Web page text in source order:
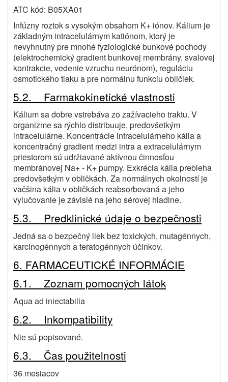
ATC kód: B05XA01
Infúzny roztok s vysokým obsahom K+ iónov. Kálium je
základným intracelulárnym katiónom, ktorý je
nevyhnutný pre mnohé fyziologické bunkové pochody
(elektrochemický gradient bunkovej membrány, svalovej
kontrakcie, vedenie vzruchu neurónom), reguláciu
osmotického tlaku a pre normálnu funkciu obličiek.
5.2. Farmakokinetické vlastnosti
Kálium sa dobre vstrebáva zo zažívacieho traktu. V
organizme sa rýchlo distribuuje, predovšetkým
intracelulárne. Koncentrácie intracelulárneho kália a
koncentračný gradient medzi intra a extracelulárnym
priestorom sú udržiavané aktívnou činnosťou
membránovej Na+ - K+ pumpy. Exkrécia kália prebieha
predovšetkým v obličkách. Za normálnych okolností je
vačšina kália v obličkách reabsorbovaná a jeho
vylučovanie je závislé na jeho sérovej hladine.
5.3. Predklinické údaje o bezpečnosti
Jedná sa o bezpečný liek bez toxických, mutagénnych,
karcinogénnych a teratogénnych účinkov.
6. FARMACEUTICKÉ INFORMÁCIE
6.1. Zoznam pomocných látok
Aqua ad iniectabilia
6.2. Inkompatibility
Nie sú popisované.
6.3. Čas použitelnosti
36 mesiacov